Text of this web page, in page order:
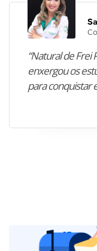
“Natural de Frei
enxergou os
para conquistar